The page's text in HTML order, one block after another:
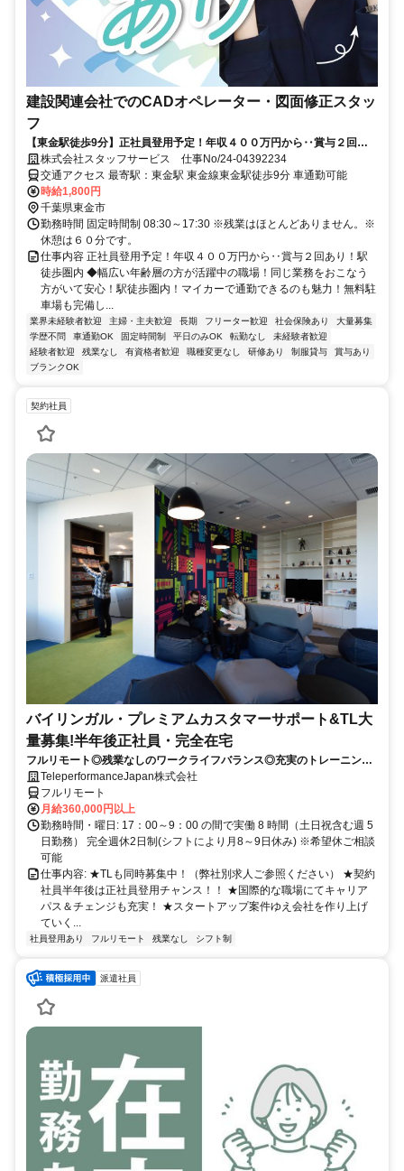
建設関連会社でのCADオペレーター・図面修正スタッ
フ
【東金駅徒歩9分】正社員登用予定！年収４００万円から‥賞与２回あ
り！駅徒歩圏内
株式会社スタッフサービス 仕事No/24-04392234
交通アクセス 最寄駅：東金駅 東金線東金駅徒歩9分 車通勤可能
時給1,800円
千葉県東金市
勤務時間 固定時間制 08:30～17:30 ※残業はほとんどありません。※
休憩は６０分です。
仕事内容 正社員登用予定！年収４００万円から‥賞与２回あり！駅
徒歩圏内 ◆幅広い年齢層の方が活躍中の職場！同じ業務をおこなう
方がいて安心！駅徒歩圏内！マイカーで通勤できるのも魅力！無料駐
車場も完備し...
業界未経験者歓迎 主婦・主夫歓迎 長期 フリーター歓迎 社会保険あり
大量募集
学歴不問
車通勤OK 固定時間制 平日のみOK 転勤なし
未経験者歓迎
経験者歓迎
残業なし 有資格者歓迎 職種変更なし 研修あり 制服貸与
賞与あり
ブランクOK
契約社員
バイリンガル・プレミアムカスタマーサポート&TL大
量募集!半年後正社員・完全在宅
フルリモート◎残業なしのワークライフバランス◎充実のトレーニング
◎語学を活かして将来キャリア有望
TeleperformanceJapan株式会社
フルリモート
月給360,000円以上
勤務時間・曜日: 17：00～9：00 の間で実働 8 時間（土日祝含む週 5
日勤務） 完全週休2日制(シフトにより月8～9日休み) ※希望休ご相談
可能
仕事内容: ★TLも同時募集中！（弊社別求人ご参照ください） ★契約
社員半年後は正社員登用チャンス！！ ★国際的な職場にてキャリア
パス＆チェンジも充実！ ★スタートアップ案件ゆえ会社を作り上げ
ていく...
社員登用あり フルリモート 残業なし シフト制
派遣社員